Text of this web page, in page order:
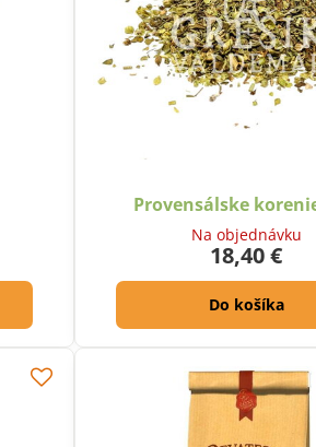
Provensálske
Na objednávku
18,40 €
Do košíka